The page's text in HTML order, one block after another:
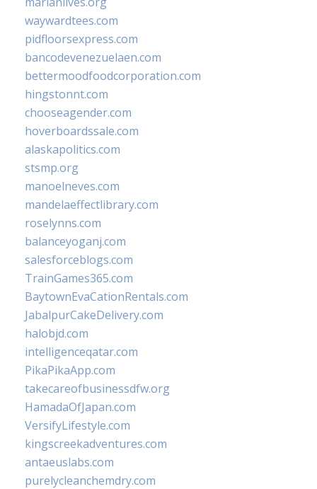
waywardtees.com
pidfloorsexpress.com
bancodevenezuelaen.com
bettermoodfoodcorporation.com
hingstonnt.com
chooseagender.com
hoverboardssale.com
alaskapolitics.com
stsmp.org
manoelneves.com
mandelaeffectlibrary.com
roselynns.com
balanceyoganj.com
salesforceblogs.com
TrainGames365.com
BaytownEvaCationRentals.com
JabalpurCakeDelivery.com
halobjd.com
intelligenceqatar.com
PikaPikaApp.com
takecareofbusinessdfw.org
HamadaOfJapan.com
VersifyLifestyle.com
kingscreekadventures.com
antaeuslabs.com
purelycleanchemdry.com